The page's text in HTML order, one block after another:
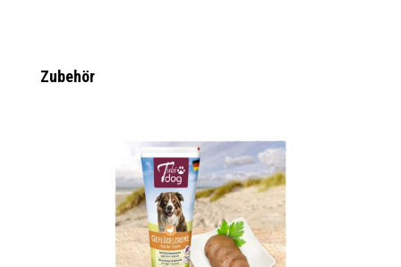
Produktgalerie überspringen
Zubehör